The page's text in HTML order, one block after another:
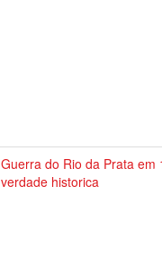
Guerra do Rio da Prata
verdade historica